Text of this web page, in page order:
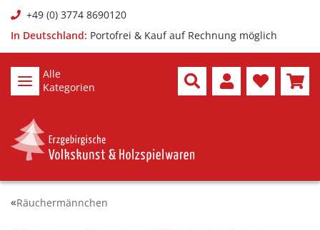
+49 (0) 3774 8690120
In Deutschland: Portofrei & Kauf auf Rechnung möglich
Alle
Kategorien
Räuchermännchen